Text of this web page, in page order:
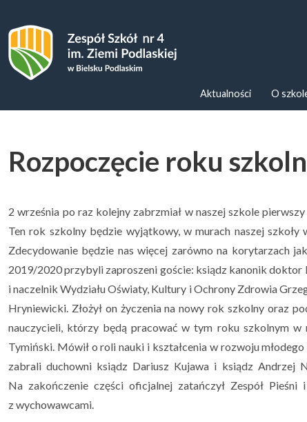
Zespoł Szkół nr 4 im. Ziemi
Aktualności O
Rozpoczęcie roku
2 września po raz kolejny zabrzmiał w naszej szkole
Ten rok szkolny będzie wyjątkowy, w murach naszej
Zdecydowanie będzie nas więcej zarówno na korytarzach
2019/2020 przybyli zaproszeni goście: ksiądz kanonik
i naczelnik Wydziału Oświaty, Kultury i Ochrony Zdrowia
Hryniewicki. Złożył on życzenia na nowy rok szkolny oraz
nauczycieli, którzy będą pracować w tym roku szkolnym w
Tymiński. Mówił o roli nauki i kształcenia w rozwoju
zabrali duchowni ksiądz Dariusz Kujawa i ksiądz Andrzej
Na zakończenie części oficjalnej zatańczył Zespół
z wychowawcami.